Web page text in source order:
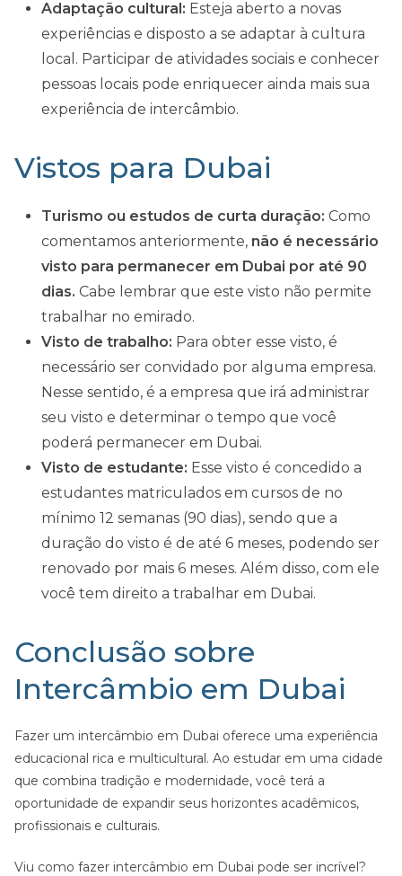
Adaptação cultural: Esteja aberto a novas
experiências e disposto a se adaptar à cultura
local. Participar de atividades sociais e conhecer
pessoas locais pode enriquecer ainda mais sua
experiência de intercâmbio.
Vistos para Dubai
Turismo ou estudos de curta duração: Como
comentamos anteriormente, não é necessário
visto para permanecer em Dubai por até 90
dias. Cabe lembrar que este visto não permite
trabalhar no emirado.
Visto de trabalho: Para obter esse visto, é
necessário ser convidado por alguma empresa.
Nesse sentido, é a empresa que irá administrar
seu visto e determinar o tempo que você
poderá permanecer em Dubai.
Visto de estudante: Esse visto é concedido a
estudantes matriculados em cursos de no
mínimo 12 semanas (90 dias), sendo que a
duração do visto é de até 6 meses, podendo ser
renovado por mais 6 meses. Além disso, com ele
você tem direito a trabalhar em Dubai.
Conclusão sobre
Intercâmbio em Dubai
Fazer um intercâmbio em Dubai oferece uma experiência
educacional rica e multicultural. Ao estudar em uma cidade
que combina tradição e modernidade, você terá a
oportunidade de expandir seus horizontes acadêmicos,
profissionais e culturais.
Viu como fazer intercâmbio em Dubai pode ser incrível?